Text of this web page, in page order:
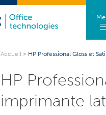
Accueil > HP Professional Gloss et
HP
imprimante